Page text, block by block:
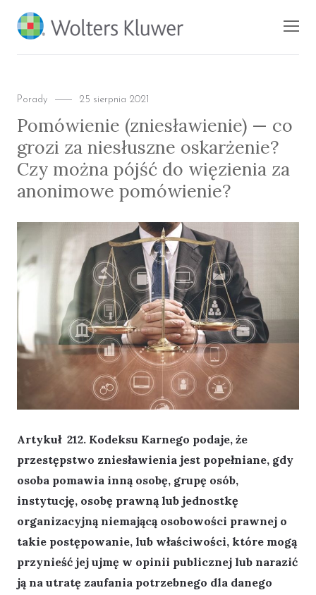
BLOG KSIĘGARNI
PROFINFO.PL
Categories
Porady
Posted
25 sierpnia 2021
Pomówienie (zniesławienie) — co
grozi za niesłuszne oskarżenie?
Czy można pójść do więzienia za
anonimowe pomówienie?
Artykuł 212. Kodeksu Karnego podaje, że
przestępstwo zniesławienia jest popełniane, gdy
osoba pomawia inną osobę, grupę osób,
instytucję, osobę prawną lub jednostkę
organizacyjną niemającą osobowości prawnej o
takie postępowanie, lub właściwości, które mogą
przynieść jej ujmę w opinii publicznej lub narazić
ją na utratę zaufania potrzebnego dla danego